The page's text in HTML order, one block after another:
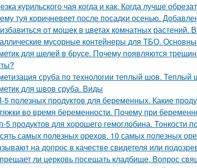
курильского чая когда и как. Когда лучше
туя коричневеет после посадки осенью.
от мошек в цветах комнатных растений.
мусорные контейнеры для ТБО.
для щелей в брусе. Почему появляются
сруба по технологии теплый шов.
для швов сруба. Виды
полезных продуктов для беременных. Какие
во время беременности. Почему при
5 продуктов для хорошего гемоглобина. Тонкости
самых полезных орехов. 10 самых полезных
на допрос в качестве свидетеля или
ли церковь посещать кладбище. Вопрос